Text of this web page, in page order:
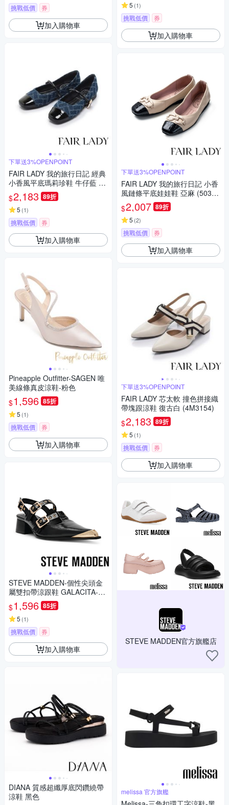
挑戰低價 券
加入購物車
下單送3%OPENPOINT
FAIR LADY 我的旅行日記 經典
小香風平底瑪莉珍鞋 牛仔藍 (5
B2944)
$2,183 89折
5 (1)
挑戰低價 券
加入購物車
Pineapple Outfitter-SAGEN 唯
美線條真皮涼鞋-粉色
$1,596 85折
5 (1)
挑戰低價 券
加入購物車
STEVE MADDEN-個性尖頭金
屬雙扣帶涼跟鞋 GALACITA-黑
色
$1,596 85折
5 (1)
挑戰低價 券
加入購物車
DIANA 質感超纖厚底閃鑽繞帶
涼鞋 黑色
5 (1)
挑戰低價 券
加入購物車
下單送3%OPENPOINT
FAIR LADY 我的旅行日記 小香
風鏈條平底娃娃鞋 亞麻 (50300
1)
$2,007 89折
5 (2)
挑戰低價 券
加入購物車
下單送3%OPENPOINT
FAIR LADY 芯太軟 撞色拼接織
帶塊跟涼鞋 復古白 (4M3154)
$2,183 89折
5 (1)
挑戰低價 券
加入購物車
STEVE MADDEN官方旗艦店
melissa 官方旗艦